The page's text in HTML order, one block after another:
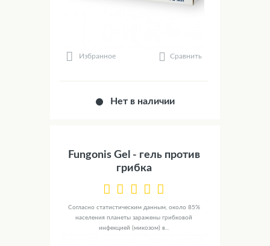
Избранное Сравнить
Нет в наличии
Fungonis Gel - гель против
грибка
Согласно статистическим данным, около 85%
населения планеты заражены грибковой
инфекцией (микозом) в...